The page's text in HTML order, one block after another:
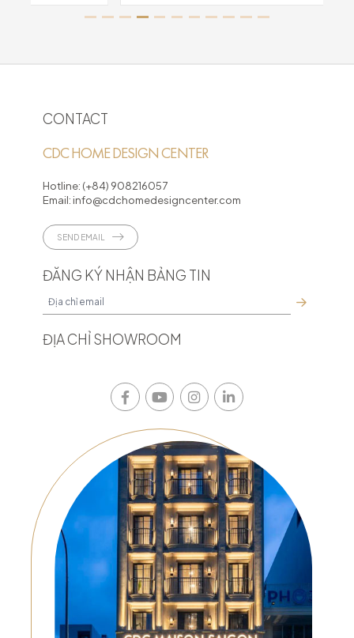
CONTACT
CDC HOME DESIGN CENTER
Hotline: (+84) 908216057
Email: info@cdchomedesigncenter.com
SEND EMAIL
ĐĂNG KÝ NHẬN BẢNG TIN
ĐỊA CHỈ SHOWROOM